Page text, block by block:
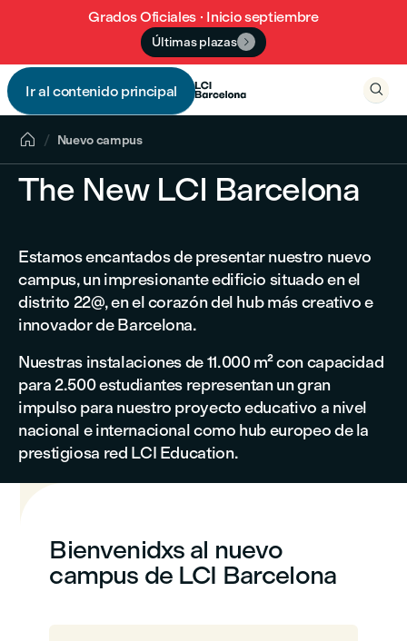
Grados Oficiales · Inicio septiembre
Últimas plazas 
Ir al contenido principal
 
 Nuevo campus
The New LCI Barcelona
Estamos encantados de presentar nuestro nuevo
campus, un impresionante edificio situado en el
distrito 22@, en el corazón del hub más creativo e
innovador de Barcelona.
Nuestras instalaciones de 11.000 m² con capacidad
para 2.500 estudiantes representan un gran
impulso para nuestro proyecto educativo a nivel
nacional e internacional como hub europeo de la
prestigiosa red LCI Education.
Bienvenidxs al nuevo
campus de LCI Barcelona